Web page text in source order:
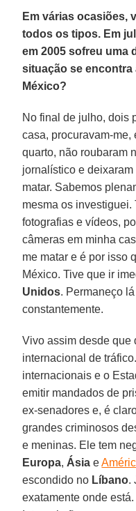
Em várias ocasiões,
todos os tipos. Em
em 2005 sofreu uma
situação se
México?
No final de julho, dois
casa, procuravam-me,
quarto, não roubaram
jornalístico e
matar. Sabemos
mesma os investiguei.
fotografias e vídeos,
câmeras em minha
me matar e é por isso
México. Tive que ir
Unidos. Permaneço
constantemente.
Vivo assim desde que
internacional de
internacionais e o
emitir mandados de
ex-senadores e, é
grandes criminosos
e meninas. Ele tem
Europa, Ásia e
escondido no Líbano.
exatamente onde